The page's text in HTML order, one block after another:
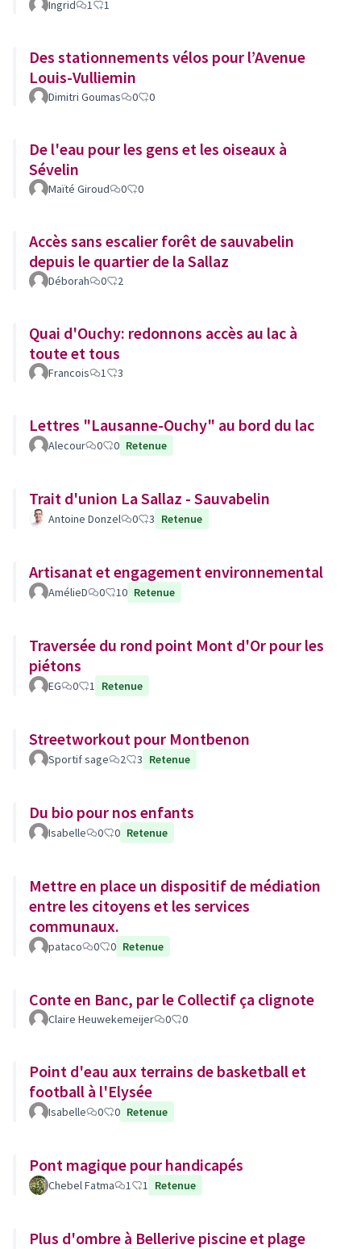
Ingrid 1 1
Des stationnements vélos pour l’Avenue
Louis-Vulliemin
Dimitri Goumas 0 0
De l'eau pour les gens et les oiseaux à
Sévelin
Maïté Giroud 0 0
Accès sans escalier forêt de sauvabelin
depuis le quartier de la Sallaz
Déborah 0 2
Quai d'Ouchy: redonnons accès au lac à
toute et tous
Francois 1 3
Lettres "Lausanne-Ouchy" au bord du lac
Alecour 0 0 Retenue
Trait d'union La Sallaz - Sauvabelin
Antoine Donzel 0 3 Retenue
Artisanat et engagement environnemental
AmélieD 0 10 Retenue
Traversée du rond point Mont d'Or pour les
piétons
EG 0 1 Retenue
Streetworkout pour Montbenon
Sportif sage 2 3 Retenue
Du bio pour nos enfants
Isabelle 0 0 Retenue
Mettre en place un dispositif de médiation
entre les citoyens et les services
communaux.
pataco 0 0 Retenue
Conte en Banc, par le Collectif ça clignote
Claire Heuwekemeijer 0 0
Point d'eau aux terrains de basketball et
football à l'Elysée
Isabelle 0 0 Retenue
Pont magique pour handicapés
Chebel Fatma 1 1 Retenue
Plus d'ombre à Bellerive piscine et plage